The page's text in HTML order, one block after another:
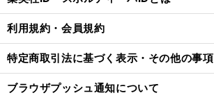
利用規約・会員規約
特定商取引法に基づく表示・その他の事項
ブラウザプッシュ通知について